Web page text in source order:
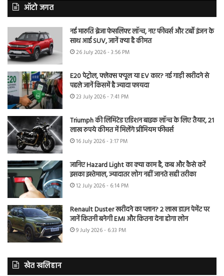
ऑटो जगत
नई मारुति ब्रेजा फेसलिफ्ट लॉन्च, नए फीचर्स और टर्बो इंजन के
साथ आई SUV, जानें क्या है कीमत
26 July 2026 - 3:56 PM
E20 पेट्रोल, फ्लेक्स फ्यूल या EV कार? नई गाड़ी खरीदने से
पहले जानें किसमें है ज्यादा फायदा
23 July 2026 - 7:41 PM
Triumph की लिमिटेड एडिशन बाइक लॉन्च के लिए तैयार, 21
लाख रुपये कीमत में मिलेंगे प्रीमियम फीचर्स
16 July 2026 - 3:17 PM
जानिए Hazard Light का क्या काम है, कब और कैसे करें
इसका इस्तेमाल, ज्यादातर लोग नहीं जानते सही तरीका
12 July 2026 - 6:14 PM
Renault Duster खरीदने का प्लान? 2 लाख डाउन पेमेंट पर
जानें कितनी बनेगी EMI और कितना देना होगा लोन
9 July 2026 - 6:33 PM
खेत खलिहान